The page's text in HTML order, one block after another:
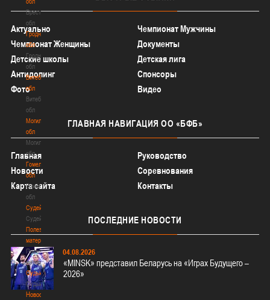
Брестская
обл
Гродненская
обл
Гродненская
обл
Витебская
обл
Витебская
обл
Могилевская
обл
Могилевская
обл
Гомельская
обл
Гомельская
обл
Судейство
Судейство
Полезные
материалы
Полезные
материалы
Судьи
Судьи
Новости
Актуально
Чемпионат Мужчины
Чемпионат Женщины
Документы
Детские школы
Детская лига
Антидопинг
Спонсоры
Фото
Видео
ГЛАВНАЯ НАВИГАЦИЯ ОО «БФБ»
Главная
Руководство
Новости
Соревнования
Карта сайта
Контакты
ПОСЛЕДНИЕ НОВОСТИ
04.08.2026
«MINSK» представил Беларусь на «Играх Будущего –
2026»